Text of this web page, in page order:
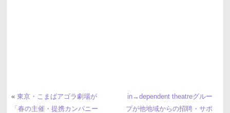
« 東京・こまばアゴラ劇場が
「春の主催・提携カンパニー
in→dependent theatreグルー
プが他地域からの招聘・サポ